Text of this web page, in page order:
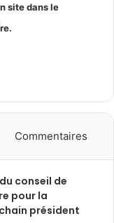
site dans le
Commentaires
conseil de
pour la
président